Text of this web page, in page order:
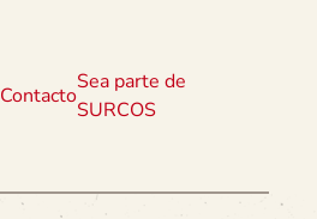
Contacto
Sea parte de
SURCOS